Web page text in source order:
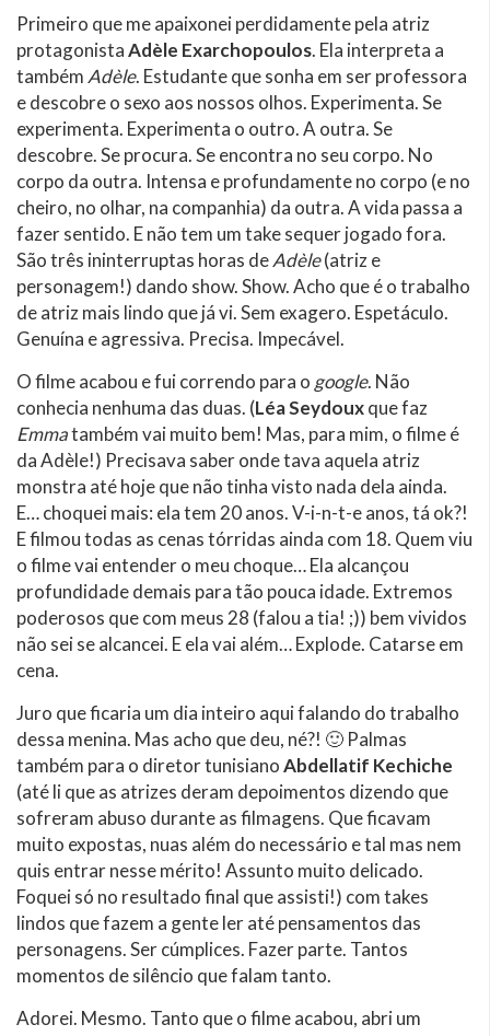
Primeiro que me apaixonei perdidamente pela atriz
protagonistaAdèle Exarchopoulos. Ela interpreta a
também Adèle. Estudante que sonha em ser professora
e descobre o sexo aos nossos olhos. Experimenta. Se
experimenta. Experimenta o outro. A outra. Se
descobre. Se procura. Se encontra no seu corpo. No
corpo da outra. Intensa e profundamente no corpo (e no
cheiro, no olhar, na companhia) da outra. A vida passa a
fazer sentido. E não tem um take sequer jogado fora.
São três ininterruptas horas deAdèle(atriz e
personagem!) dando show. Show. Acho que é o trabalho
de atriz mais lindo que já vi. Sem exagero. Espetáculo.
Genuína e agressiva. Precisa. Impecável.
O filme acabou e fui correndo para o google. Não
conhecia nenhuma das duas. (Léa Seydouxque faz
Emmatambém vai muito bem! Mas, para mim, o filme é
da Adèle!) Precisava saber onde tava aquela atriz
monstra até hoje que não tinha visto nada dela ainda.
E… choquei mais: ela tem 20 anos. V-i-n-t-e anos, tá ok?!
E filmou todas as cenas tórridas ainda com 18. Quem viu
o filme vai entender o meu choque… Ela alcançou
profundidade demais para tão pouca idade. Extremos
poderosos que com meus 28 (falou a tia! ;)) bem vividos
não sei se alcancei. E ela vai além… Explode. Catarse em
cena.
Juro que ficaria um dia inteiro aqui falando do trabalho
dessa menina. Mas acho que deu, né?! 🙂 Palmas
também para o diretor tunisianoAbdellatif Kechiche
(até li que as atrizes deram depoimentos dizendo que
sofreram abuso durante as filmagens. Que ficavam
muito expostas, nuas além do necessário e tal mas nem
quis entrar nesse mérito! Assunto muito delicado.
Foquei só no resultado final que assisti!) com takes
lindos que fazem a gente ler até pensamentos das
personagens. Ser cúmplices. Fazer parte. Tantos
momentos de silêncio que falam tanto.
Adorei. Mesmo. Tanto que o filme acabou, abri um